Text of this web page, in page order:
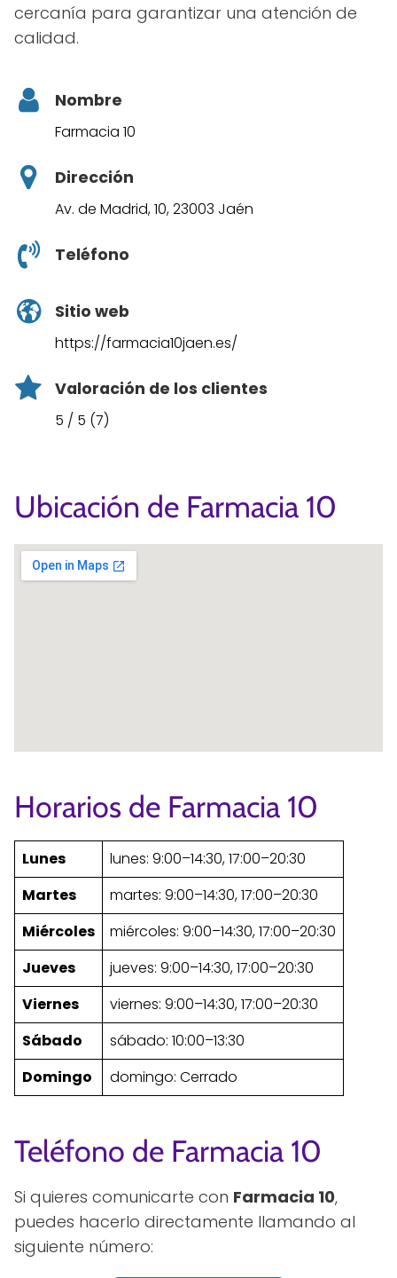
cercanía para garantizar una atención de
calidad.
Nombre
Farmacia 10
Dirección
Av. de Madrid, 10, 23003 Jaén
Teléfono
Sitio web
https://farmacia10jaen.es/
Valoración de los clientes
5 / 5 (7)
Ubicación de Farmacia 10
Horarios de Farmacia 10
Lunes
lunes: 9:00–14:30, 17:00–20:30
Martes
martes: 9:00–14:30, 17:00–20:30
Miércoles
miércoles: 9:00–14:30, 17:00–20:30
Jueves
jueves: 9:00–14:30, 17:00–20:30
Viernes
viernes: 9:00–14:30, 17:00–20:30
Sábado
sábado: 10:00–13:30
Domingo
domingo: Cerrado
Teléfono de Farmacia 10
Si quieres comunicarte con Farmacia 10,
puedes hacerlo directamente llamando al
siguiente número: